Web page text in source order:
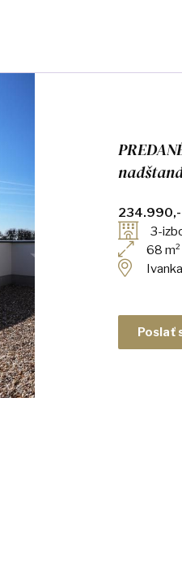
234.990,-
3-
68 m²
Poslať